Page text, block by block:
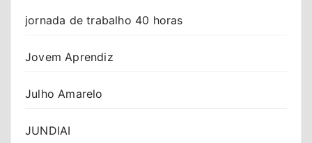
jornada de trabalho 40 horas
Jovem Aprendiz
Julho Amarelo
JUNDIAI